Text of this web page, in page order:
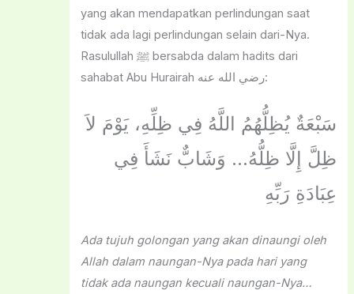
yang akan mendapatkan perlindungan saat
tidak ada lagi perlindungan selain dari-Nya.
Rasulullah ﷺ bersabda dalam hadits dari
sahabat Abu Hurairah رضي الله عنه:
سَبْعَةٌ يُظِلُّهُمُ اللَّهُ فِي ظِلِّهِ، يَوْمَ لاَ
ظِلَّ إِلَّا ظِلُّهُ… وَشَابٌّ نَشَأَ فِي
عِبَادَةِ رَبِّهِ
Ada tujuh golongan yang akan dinaungi oleh
Allah dalam naungan-Nya pada hari yang
tidak ada naungan kecuali naungan-Nya…